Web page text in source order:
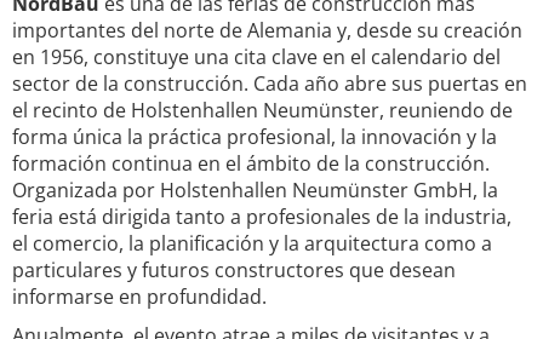
importantes del norte de Alemania y, desde su creación
en 1956, constituye una cita clave en el calendario del
sector de la construcción. Cada año abre sus puertas en
el recinto de Holstenhallen Neumünster, reuniendo de
forma única la práctica profesional, la innovación y la
formación continua en el ámbito de la construcción.
Organizada por Holstenhallen Neumünster GmbH, la
feria está dirigida tanto a profesionales de la industria,
el comercio, la planificación y la arquitectura como a
particulares y futuros constructores que desean
informarse en profundidad.